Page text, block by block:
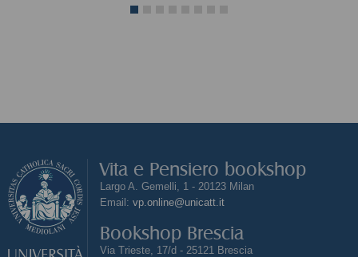
Vita e Pensiero bookshop
Largo A. Gemelli, 1 - 20123 Milan
Email: vp.online@unicatt.it
Bookshop Brescia
Via Trieste, 17/d - 25121 Brescia